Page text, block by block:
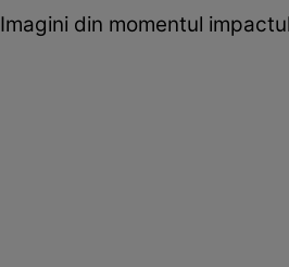
Imagini din momentul